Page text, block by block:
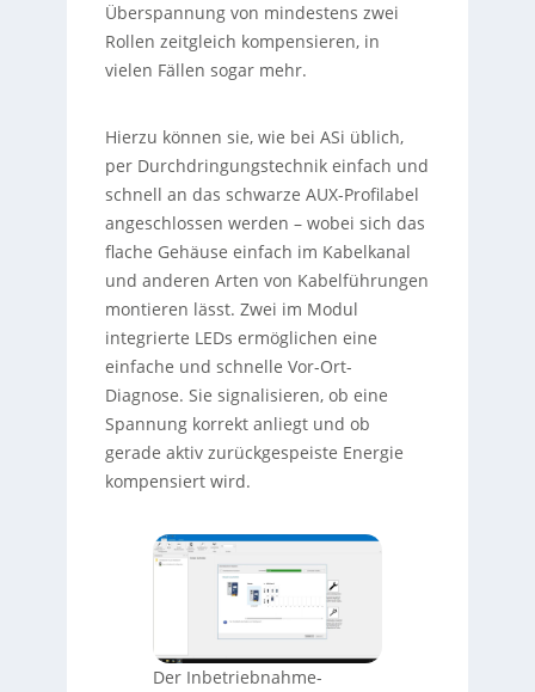
Überspannung von mindestens zwei
Rollen zeitgleich kompensieren, in
vielen Fällen sogar mehr.
Hierzu können sie, wie bei ASi üblich,
per Durchdringungstechnik einfach und
schnell an das schwarze AUX-Profilabel
angeschlossen werden – wobei sich das
flache Gehäuse einfach im Kabelkanal
und anderen Arten von Kabelführungen
montieren lässt. Zwei im Modul
integrierte LEDs ermöglichen eine
einfache und schnelle Vor-Ort-
Diagnose. Sie signalisieren, ob eine
Spannung korrekt anliegt und ob
gerade aktiv zurückgespeiste Energie
kompensiert wird.
Der Inbetriebnahme-